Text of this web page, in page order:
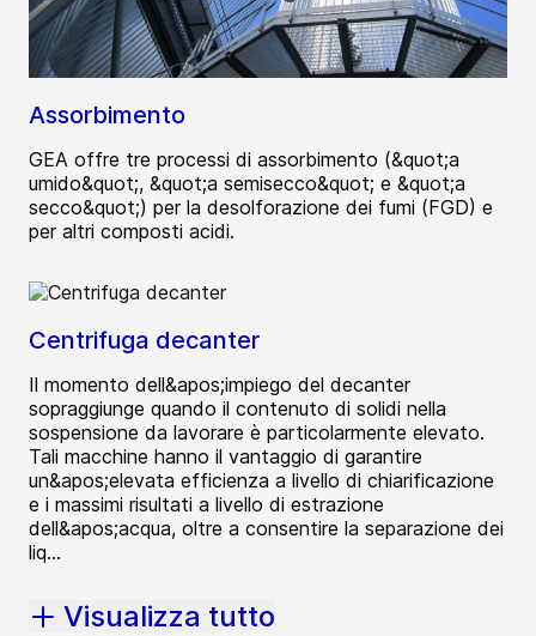
Assorbimento
GEA offre tre processi di assorbimento (&quot;a
umido&quot;, &quot;a semisecco&quot; e &quot;a
secco&quot;) per la desolforazione dei fumi (FGD) e
per altri composti acidi.
Centrifuga decanter
Il momento dell&apos;impiego del decanter
sopraggiunge quando il contenuto di solidi nella
sospensione da lavorare è particolarmente elevato.
Tali macchine hanno il vantaggio di garantire
un&apos;elevata efficienza a livello di chiarificazione
e i massimi risultati a livello di estrazione
dell&apos;acqua, oltre a consentire la separazione dei
liq...
Visualizza tutto